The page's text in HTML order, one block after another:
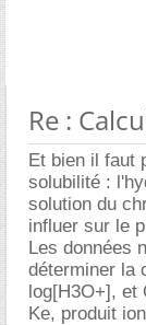
Re :
Et bien il faut
solubilité :
solution du
influer sur le
Les données
déterminer la
log[H3O+], et
Ke, produit